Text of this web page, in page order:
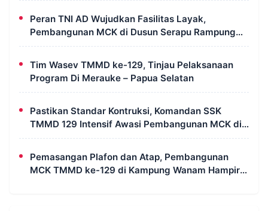
Peran TNI AD Wujudkan Fasilitas Layak,
Pembangunan MCK di Dusun Serapu Rampung
Dikerjakan
Tim Wasev TMMD ke-129, Tinjau Pelaksanaan
Program Di Merauke – Papua Selatan
Pastikan Standar Kontruksi, Komandan SSK
TMMD 129 Intensif Awasi Pembangunan MCK di
Wanam
Pemasangan Plafon dan Atap, Pembangunan
MCK TMMD ke-129 di Kampung Wanam Hampir